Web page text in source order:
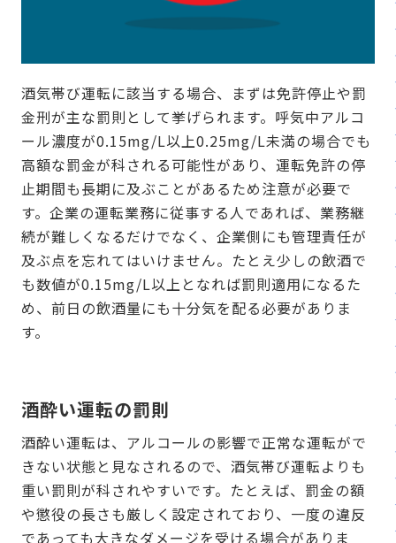
酒気帯び運転に該当する場合、まずは免許停止や罰
金刑が主な罰則として挙げられます。呼気中アルコ
ール濃度が0.15mg/L以上0.25mg/L未満の場合でも
高額な罰金が科される可能性があり、運転免許の停
止期間も長期に及ぶことがあるため注意が必要で
す。企業の運転業務に従事する人であれば、業務継
続が難しくなるだけでなく、企業側にも管理責任が
及ぶ点を忘れてはいけません。たとえ少しの飲酒で
も数値が0.15mg/L以上となれば罰則適用になるた
め、前日の飲酒量にも十分気を配る必要がありま
す。
酒酔い運転の罰則
酒酔い運転は、アルコールの影響で正常な運転がで
きない状態と見なされるので、酒気帯び運転よりも
重い罰則が科されやすいです。たとえば、罰金の額
や懲役の長さも厳しく設定されており、一度の違反
であっても大きなダメージを受ける場合がありま